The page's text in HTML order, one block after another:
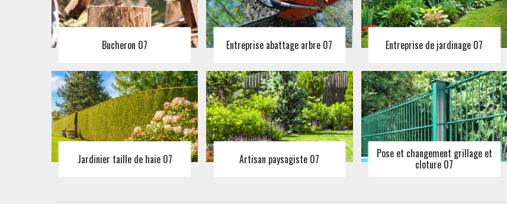
Bucheron 07 Entreprise abattage arbre 07 Entreprise de jardinage 07
Jardinier taille de haie 07 Artisan paysagiste 07 Pose et changement grillage et
cloture 07